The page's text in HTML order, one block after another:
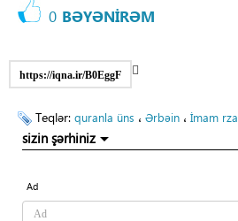
0 BƏYƏNİRƏM
https://iqna.ir/B0EggF
Teqlər: quranla üns ، Ərbəin ، İmam rza
sizin şərhiniz
Ad